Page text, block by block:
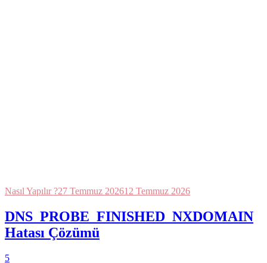
Nasıl Yapılır ?27 Temmuz 202612 Temmuz 2026
DNS_PROBE_FINISHED_NXDOMAIN
Hatası Çözümü
5